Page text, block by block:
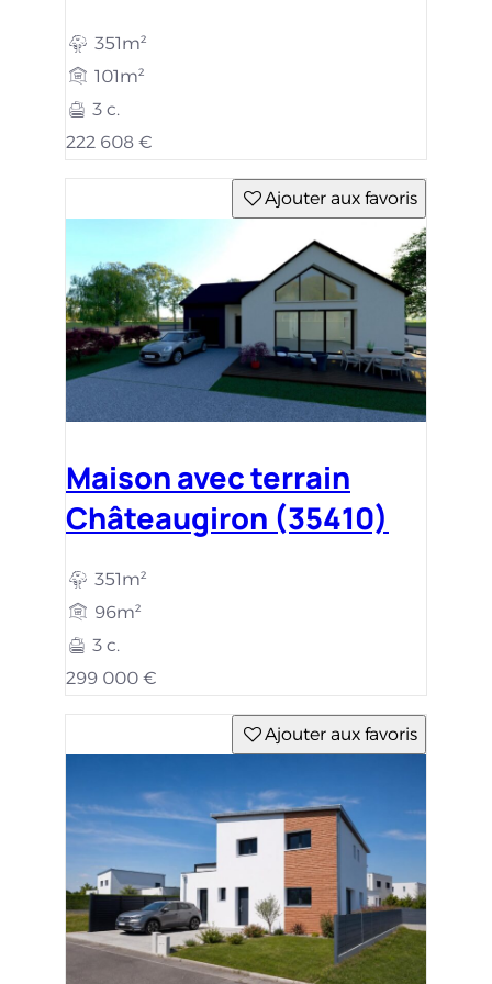
351m²
101m²
3 c.
222 608 €
Ajouter aux favoris
Maison avec terrain
Châteaugiron (35410)
351m²
96m²
3 c.
299 000 €
Ajouter aux favoris